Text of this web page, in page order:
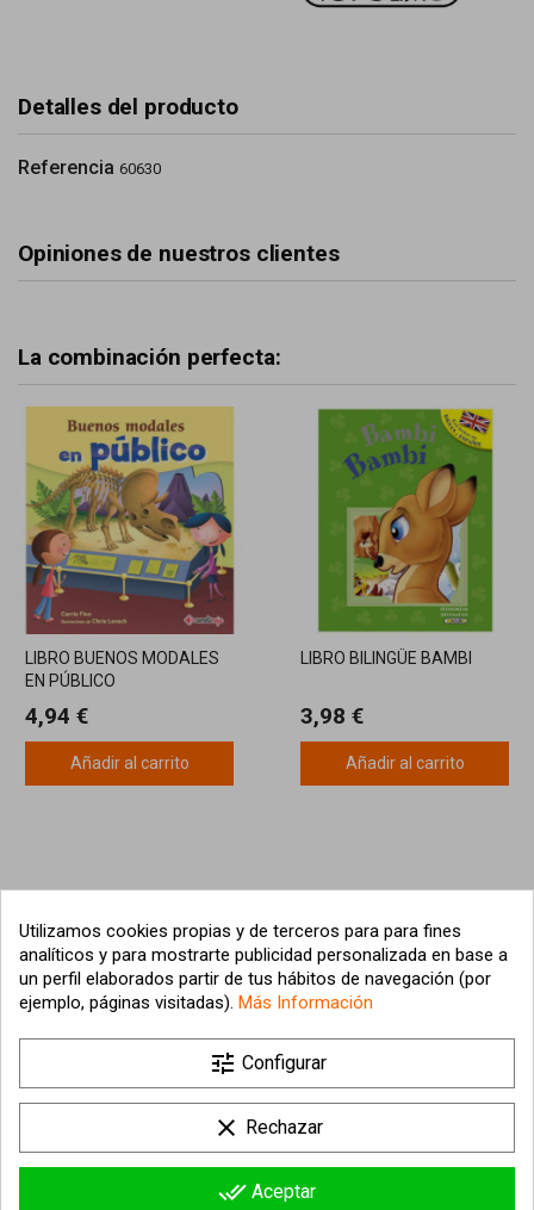
Detalles del producto
Referencia 60630
Opiniones de nuestros clientes
La combinación perfecta:
LIBRO BUENOS MODALES
EN PÚBLICO
4,94 €
Añadir al carrito
LIBRO BILINGÜE BAMBI
3,98 €
Añadir al carrito
Información sobre la tienda 
Utilizamos cookies propias y de terceros para para fines
analíticos y para mostrarte publicidad personalizada en base a
un perfil elaborados partir de tus hábitos de navegación (por
ejemplo, páginas visitadas). Más Información
tune Configurar
clear Rechazar
done_all Aceptar